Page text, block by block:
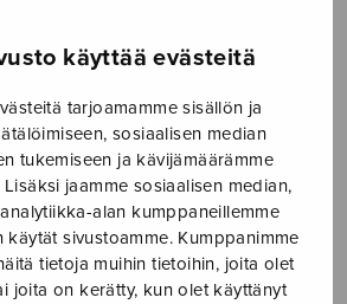
käyttää evästeitä
tarjoamamme sisällön ja
sosiaalisen median
tukemiseen ja kävijämäärämme
jaamme sosiaalisen median,
alan kumppaneillemme
käytät sivustoamme. Kumppanimme
tietoja muihin tietoihin, joita olet
joita on kerätty, kun olet käyttänyt
› Amazinggrace